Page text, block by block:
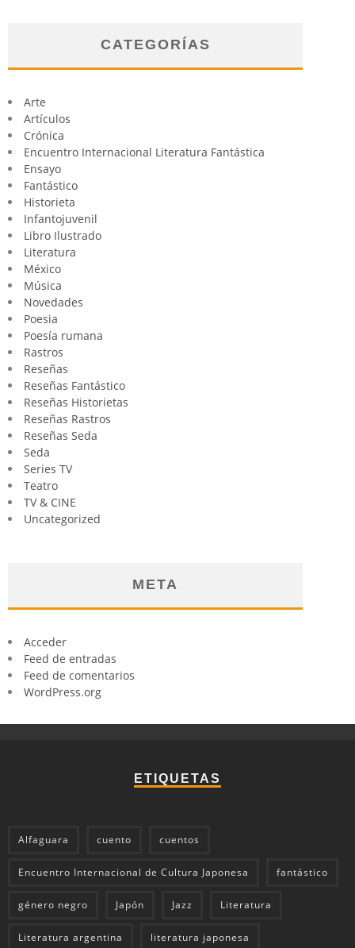
CATEGORÍAS
Arte
Artículos
Crónica
Encuentro Internacional Literatura Fantástica
Ensayo
Fantástico
Historieta
Infantojuvenil
Libro Ilustrado
Literatura
México
Música
Novedades
Poesia
Poesía rumana
Rastros
Reseñas
Reseñas Fantástico
Reseñas Historietas
Reseñas Rastros
Reseñas Seda
Seda
Series TV
Teatro
TV & CINE
Uncategorized
META
Acceder
Feed de entradas
Feed de comentarios
WordPress.org
ETIQUETAS
Alfaguara cuento cuentos
Encuentro Internacional de Cultura Japonesa fantástico
género negro Japón Jazz Literatura
Literatura argentina literatura japonesa